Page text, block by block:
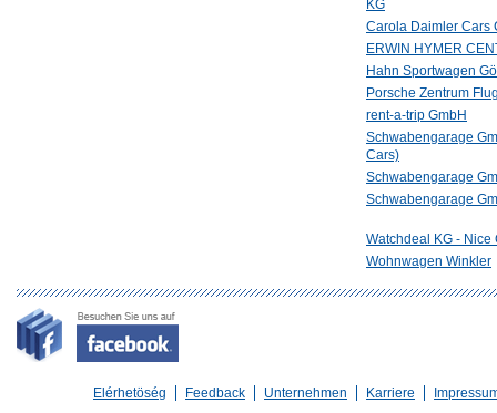
KG
Carola Daimler Cars
ERWIN HYMER
Hahn Sportwagen
Porsche Zentrum
rent-a-trip GmbH
Schwabengarage
Cars)
Schwabengarage
Schwabengarage
Watchdeal KG - Nice
Wohnwagen Winkler
Elérhetöség Feedback Unternehmen Karriere